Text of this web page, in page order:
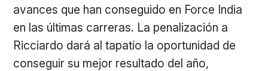
avances que han conseguido en Force India
en las últimas carreras. La penalización a
Ricciardo dará al tapatío la oportunidad de
conseguir su mejor resultado del año,